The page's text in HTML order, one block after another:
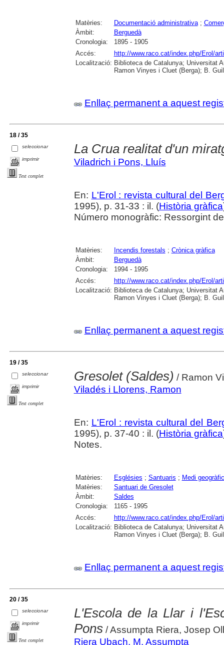
Matèries: Documentació administrativa;
Àmbit:
Berguedà
Cronologia:
1895 - 1905
Accés:
http://www.raco.cat/index.php/Erol/
Localització: Biblioteca de Catalunya; Universitat
Ramon Vinyes i Cluet (Berga); B.
Enllaç permanent a aquest
18 / 35
seleccionar
imprimir
Text complet
La Crua realitat d'un
Viladrich i Pons, Lluís
En: L'Erol : revista cultural del
1995), p. 31-33 : il. (Història gràfica
Número monogràfic: Ressorgint
Matèries: Incendis forestals ; Crònica gràfica
Àmbit:
Berguedà
Cronologia:
1994 - 1995
Accés:
http://www.raco.cat/index.php/Erol/
Localització: Biblioteca de Catalunya; Universitat
Ramon Vinyes i Cluet (Berga); B.
Enllaç permanent a aquest
19 / 35
seleccionar
imprimir
Text complet
Gresolet (Saldes) / Ramon
Viladés i Llorens, Ramon
En: L'Erol : revista cultural del
1995), p. 37-40 : il. (Història gràfica
Notes.
Matèries: Esglésies ; Santuaris ; Medi geogràfic
Matèries:
Santuari de Gresolet
Àmbit:
Saldes
Cronologia:
1165 - 1995
Accés:
http://www.raco.cat/index.php/Erol/
Localització: Biblioteca de Catalunya; Universitat
Ramon Vinyes i Cluet (Berga); B.
Enllaç permanent a aquest
20 / 35
seleccionar
imprimir
Text complet
L'Escola de la Llar i
Pons/ Assumpta Riera, Josep
Riera Ubach, M. Assumpta